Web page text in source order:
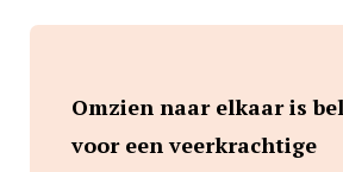
Omzien naar elkaar is
voor een veerkrachtige